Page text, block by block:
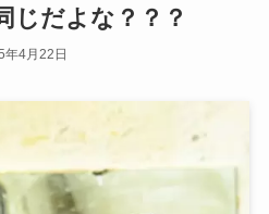
じだよな？？？
年4月22日